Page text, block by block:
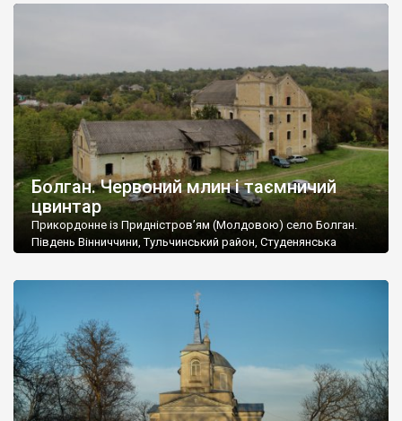
Болган. Червоний млин і таємничий
цвинтар
Прикордонне із Придністров’ям (Молдовою) село Болган.
Південь Вінниччини, Тульчинський район, Студенянська
старовинний цвинтар із кам’яними хрестами. Всі епітафії, які
збереглися, написані кирилицею, церковнослов’янською
мовою. За всіма традиційними ознаками – цвинтар
український. Хрести датуються 19 століттям. У 1924-1940
роках Болган […]